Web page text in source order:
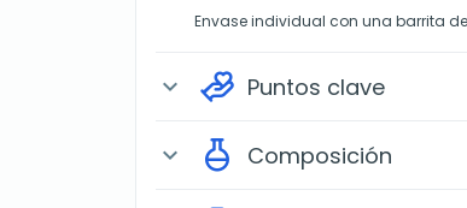
Envase individual con una barrita
expand_more Puntos clave
expand_more Composición